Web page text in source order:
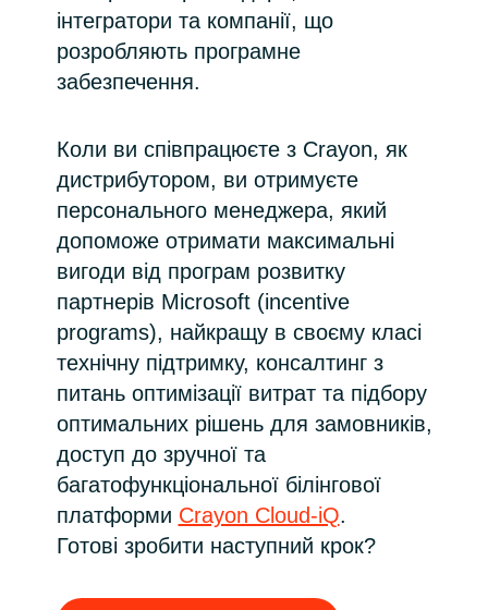
Oman
Philippines
Qatar
Romania
Serbia
Slovenia
Singapore
Sri Lanka
інтегратори та компанії, що
розробляють програмне
забезпечення.
Коли ви співпрацюєте з Crayon, як
дистрибутором, ви отримуєте
персонального менеджера, який
допоможе отримати максимальні
вигоди від програм розвитку
партнерів Microsoft (incentive
programs), найкращу в своєму класі
технічну підтримку, консалтинг з
питань оптимізації витрат та підбору
оптимальних рішень для замовників,
доступ до зручної та
багатофункціональної білінгової
платформи Crayon Cloud-iQ.
Готові зробити наступний крок?